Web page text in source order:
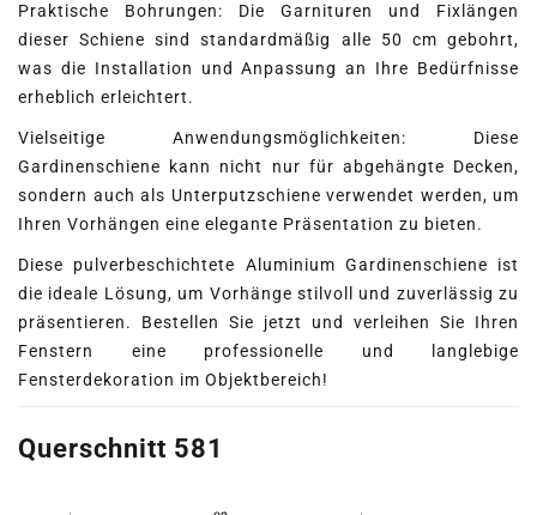
Praktische Bohrungen: Die Garnituren und Fixlängen
dieser Schiene sind standardmäßig alle 50 cm gebohrt,
was die Installation und Anpassung an Ihre Bedürfnisse
erheblich erleichtert.
Vielseitige Anwendungsmöglichkeiten: Diese
Gardinenschiene kann nicht nur für abgehängte Decken,
sondern auch als Unterputzschiene verwendet werden, um
Ihren Vorhängen eine elegante Präsentation zu bieten.
Diese pulverbeschichtete Aluminium Gardinenschiene ist
die ideale Lösung, um Vorhänge stilvoll und zuverlässig zu
präsentieren. Bestellen Sie jetzt und verleihen Sie Ihren
Fenstern eine professionelle und langlebige
Fensterdekoration im Objektbereich!
Querschnitt 581